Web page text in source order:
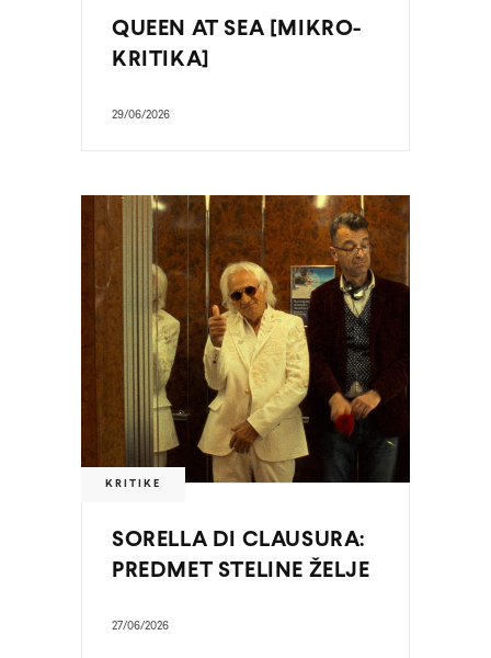
QUEEN AT SEA [MIKRO-
KRITIKA]
29/06/2026
KRITIKE
SORELLA DI CLAUSURA:
PREDMET STELINE ŽELJE
27/06/2026